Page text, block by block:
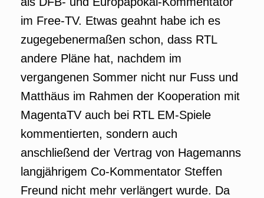
im Free-TV. Etwas geahnt habe ich es
zugegebenermaßen schon, dass RTL
andere Pläne hat, nachdem im
vergangenen Sommer nicht nur Fuss und
Matthäus im Rahmen der Kooperation mit
MagentaTV auch bei RTL EM-Spiele
kommentierten, sondern auch
anschließend der Vertrag von Hagemanns
langjährigem Co-Kommentator Steffen
Freund nicht mehr verlängert wurde. Da